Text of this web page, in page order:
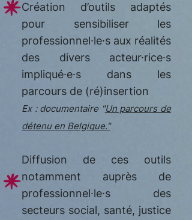
Création d’outils adaptés
pour sensibiliser les
professionnel·le·s aux réalités
des divers acteur·rice·s
impliqué·e·s dans les
parcours de (ré)insertion
Ex : documentaire "Un parcours de
détenu en Belgique."
Diffusion de ces outils
notamment auprès de
professionnel·le·s des
secteurs social, santé, justice